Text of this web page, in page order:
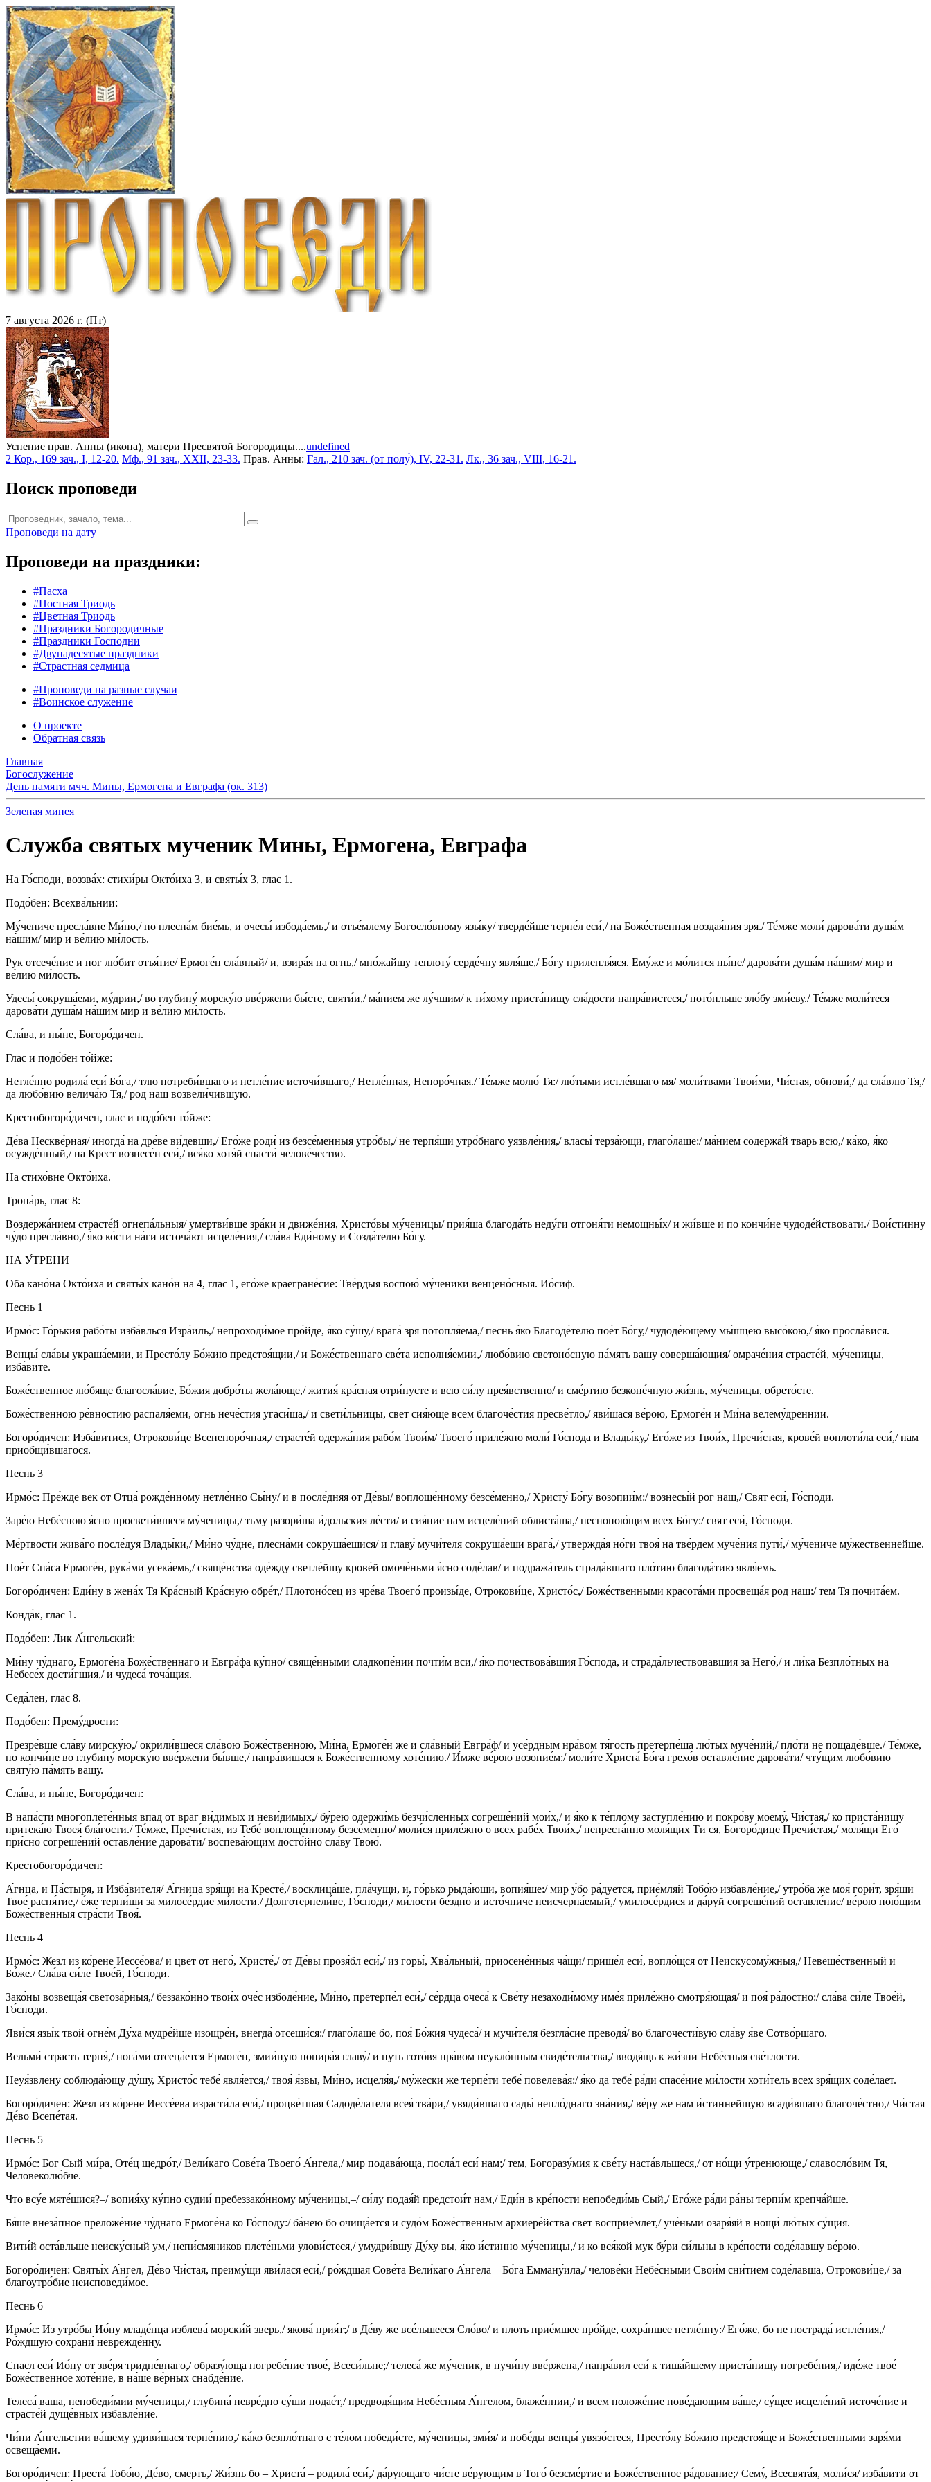
7 августа 2026 г. (Пт)
Успение прав. Анны (икона), матери Пресвятой Богородицы....undefined
2 Кор., 169 зач., I, 12-20. Мф., 91 зач., XXII, 23-33. Прав. Анны: Гал., 210 зач. (от полу́), IV, 22-31. Лк., 36 зач., VIII, 16-21.
Поиск проповеди
Проповеди на дату
Проповеди на праздники:
#Пасха
#Постная Триодь
#Цветная Триодь
#Праздники Богородичные
#Праздники Господни
#Двунадесятые праздники
#Страстная седмица
#Проповеди на разные случаи
#Воинское служение
О проекте
Обратная связь
Главная
Богослужение
День памяти мчч. Мины, Ермогена и Евграфа (ок. 313)
Зеленая минея
Служба святых мученик Мины, Ермогена, Евграфа
На Го́споди, воззва́х: стихи́ры Окто́иха 3, и святы́х 3, глас 1.
Подо́бен: Всехва́льнии:
Му́чениче пресла́вне Ми́но,/ по плесна́м бие́мь, и очесы́ избода́емь,/ и отъе́млему Богосло́вному язы́ку/ тверде́йше терпе́л еси́,/ на Боже́ственная воздая́ния зря./ Те́мже моли́ дарова́ти душа́м
на́шим/ мир и ве́лию ми́лость.
Рук отсече́ние и ног лю́бит отъя́тие/ Ермоге́н сла́вный/ и, взира́я на огнь,/ мно́жайшу теплоту́ серде́чну явля́ше,/ Бо́гу прилепля́яся. Ему́же и мо́лится ны́не/ дарова́ти душа́м на́шим/ мир и
ве́лию ми́лость.
Удесы́ сокруша́еми, му́дрии,/ во глубину́ морску́ю вве́ржени бы́сте, святи́и,/ ма́нием же лу́чшим/ к ти́хому приста́нищу сла́дости напра́вистеся,/ пото́пльше зло́бу зми́еву./ Те́мже моли́теся
дарова́ти душа́м на́шим мир и ве́лию ми́лость.
Сла́ва, и ны́не, Богоро́дичен.
Глас и подо́бен то́йже:
Нетле́нно родила́ еси́ Бо́га,/ тлю потреби́вшаго и нетле́ние источи́вшаго,/ Нетле́нная, Непоро́чная./ Те́мже молю́ Тя:/ лю́тыми истле́вшаго мя/ моли́твами Твои́ми, Чи́стая, обнови́,/ да сла́влю Тя,/
да любо́вию велича́ю Тя,/ род наш возвели́чившую.
Крестобогоро́дичен, глас и подо́бен то́йже:
Де́ва Нескве́рная/ иногда́ на дре́ве ви́девши,/ Его́же роди́ из безсе́менныя утро́бы,/ не терпя́щи утро́бнаго уязвле́ния,/ власы́ терза́ющи, глаго́лаше:/ ма́нием содержа́й тварь всю,/ ка́ко, я́ко
осужде́нный,/ на Крест вознесе́н еси́,/ вся́ко хотя́й спасти́ челове́чество.
На стихо́вне Окто́иха.
Тропа́рь, глас 8:
Воздержа́нием страсте́й огнепа́льныя/ умертви́вше зра́ки и движе́ния, Христо́вы му́ченицы/ прия́ша благода́ть неду́ги отгоня́ти немощны́х/ и жи́вше и по кончи́не чудоде́йствовати./ Вои́стинну
чу́до пресла́вно,/ я́ко ко́сти на́ги источа́ют исцеле́ния,/ сла́ва Еди́ному и Созда́телю Бо́гу.
НА У́ТРЕНИ
Оба кано́на Окто́иха и святы́х кано́н на 4, глас 1, его́же краегране́сие: Тве́рдыя воспою́ му́ченики венцено́сныя. Ио́сиф.
Песнь 1
Ирмо́с: Го́рькия рабо́ты изба́влься Изра́иль,/ непроходи́мое про́йде, я́ко су́шу,/ врага́ зря потопля́ема,/ песнь я́ко Благоде́телю пое́т Бо́гу,/ чудоде́ющему мы́шцею высо́кою,/ я́ко просла́вися.
Венцы́ сла́вы украша́емии, и Престо́лу Бо́жию предстоя́щии,/ и Боже́ственнаго све́та исполня́емии,/ любо́вию светоно́сную па́мять вашу соверша́ющия/ омраче́ния страсте́й, му́ченицы,
изба́вите.
Боже́ственное лю́бяще благосла́вие, Бо́жия добро́ты жела́юще,/ жития́ кра́сная отри́нусте и всю си́лу прея́вственно/ и сме́ртию безконе́чную жи́знь, му́ченицы, обрето́сте.
Боже́ственною ре́вностию распаля́еми, огнь нече́стия угаси́ша,/ и свети́льницы, свет сия́юще всем благоче́стия пресве́тло,/ яви́шася ве́рою, Ермоге́н и Ми́на велему́дреннии.
Богоро́дичен: Изба́витися, Отрокови́це Всенепоро́чная,/ страсте́й одержа́ния рабо́м Твои́м/ Твоего́ приле́жно моли́ Го́спода и Влады́ку,/ Его́же из Твои́х, Пречи́стая, крове́й воплоти́ла еси́,/ нам
приобщи́вшагося.
Песнь 3
Ирмо́с: Пре́жде век от Отца́ рожде́нному нетле́нно Сы́ну/ и в после́дняя от Де́вы/ воплоще́нному безсе́менно,/ Христу́ Бо́гу возопии́м:/ вознесы́й рог наш,/ Свят еси́, Го́споди.
Заре́ю Небе́сною я́сно просвети́вшеся му́ченицы,/ тьму разори́ша и́дольския ле́сти/ и сия́ние нам исцеле́ний облиста́ша,/ песнопою́щим всех Бо́гу:/ свят еси́, Го́споди.
Ме́ртвости жива́го после́дуя Влады́ки,/ Ми́но чу́дне, плесна́ми сокруша́ешися/ и главу́ мучи́теля сокруша́еши врага́,/ утвержда́я но́ги твоя́ на тве́рдем муче́ния пути́,/ му́чениче му́жественнейше.
Пое́т Спа́са Ермоге́н, рука́ми усека́емь,/ свяще́нства оде́жду светле́йшу крове́й омоче́ньми я́сно соде́лав/ и подража́тель страда́вшаго пло́тию благода́тию явля́емь.
Богоро́дичен: Еди́ну в жена́х Тя Кра́сный Кра́сную обре́т,/ Плотоно́сец из чре́ва Твоего́ произы́де, Отрокови́це, Христо́с,/ Боже́ственными красота́ми просвеща́я род наш:/ тем Тя почита́ем.
Конда́к, глас 1.
Подо́бен: Лик А́нгельский:
Ми́ну чу́днаго, Ермоге́на Боже́ственнаго и Евгра́фа ку́пно/ свяще́нными сладкопе́нии почти́м вси,/ я́ко почествова́вшия Го́спода, и страда́льчествовавшия за Него́,/ и ли́ка Безпло́тных на
Небесе́х дости́гшия,/ и чудеса́ точа́щия.
Седа́лен, глас 8.
Подо́бен: Прему́дрости:
Презре́вше сла́ву мирску́ю,/ окрили́вшеся сла́вою Боже́ственною, Ми́на, Ермоге́н же и сла́вный Евгра́ф/ и усе́рдным нра́вом тя́гость претерпе́ша лю́тых муче́ний,/ пло́ти не пощаде́вше./ Те́мже,
по кончи́не во глубину́ морску́ю вве́ржени бы́вше,/ напра́вишася к Боже́ственному хоте́нию./ И́мже ве́рою возопие́м:/ моли́те Христа́ Бо́га грехо́в оставле́ние дарова́ти/ чту́щим любо́вию
святу́ю па́мять вашу.
Сла́ва, и ны́не, Богоро́дичен:
В напа́сти многоплете́нныя впад от враг ви́димых и неви́димых,/ бу́рею одержи́мь безчи́сленных согреше́ний мои́х,/ и я́ко к те́плому заступле́нию и покро́ву моему́, Чи́стая,/ ко приста́нищу
притека́ю Твоея́ бла́гости./ Те́мже, Пречи́стая, из Тебе́ воплоще́нному безсе́менно/ моли́ся приле́жно о всех рабе́х Твои́х,/ непреста́нно моля́щих Ти ся, Богоро́дице Пречи́стая,/ моля́щи Его́
при́сно согреше́ний оставле́ние дарова́ти/ воспева́ющим досто́йно сла́ву Твою́.
Крестобогоро́дичен:
А́гнца, и Па́стыря, и Изба́вителя/ А́гница зря́щи на Кресте́,/ восклица́ше, пла́чущи, и, го́рько рыда́ющи, вопия́ше:/ мир у́бо ра́дуется, прие́мляй Тобо́ю избавле́ние,/ утро́ба же моя́ гори́т, зря́щи
Твое́ распя́тие,/ е́же терпи́ши за милосе́рдие ми́лости./ Долготерпели́ве, Го́споди,/ ми́лости бе́здно и исто́чниче неисчерпа́емый,/ умилосе́рдися и да́руй согреше́ний оставле́ние/ ве́рою пою́щим
Боже́ственныя стра́сти Твоя́.
Песнь 4
Ирмо́с: Жезл из ко́рене Иессе́ова/ и цвет от него́, Христе́,/ от Де́вы прозя́бл еси́,/ из горы́, Хва́льный, приосене́нныя ча́щи/ прише́л еси́, вопло́щся от Неискусому́жныя,/ Невеще́ственный и
Бо́же./ Сла́ва си́ле Твое́й, Го́споди.
Зако́ны возвеща́я светоза́рныя,/ беззако́нно твои́х оче́с избоде́ние, Ми́но, претерпе́л еси́,/ се́рдца очеса́ к Све́ту незаходи́мому име́я приле́жно смотря́ющая/ и поя́ ра́достно:/ сла́ва си́ле Твое́й,
Го́споди.
Яви́ся язы́к твой огне́м Ду́ха мудре́йше изощре́н, внегда́ отсещи́ся:/ глаго́лаше бо, поя́ Бо́жия чудеса́/ и мучи́теля безгла́сие преводя́/ во благочести́вую сла́ву я́ве Сотво́ршаго.
Вельми́ страсть терпя́,/ нога́ми отсеца́ется Ермоге́н, змии́ную попира́я главу́/ и путь гото́вя нра́вом неукло́нным свиде́тельства,/ вводя́щь к жи́зни Небе́сныя све́тлости.
Неуя́звлену соблюда́ющу ду́шу, Христо́с тебе́ явля́ется,/ твоя́ я́звы, Ми́но, исцеля́я,/ му́жески же терпе́ти тебе́ повелева́я:/ я́ко да тебе́ ра́ди спасе́ние ми́лости хоти́тель всех зря́щих соде́лает.
Богоро́дичен: Жезл из ко́рене Иессе́ева израсти́ла еси́,/ процве́тшая Садоде́лателя всея́ тва́ри,/ увяди́вшаго сады́ непло́днаго зна́ния,/ ве́ру же нам и́стиннейшую всади́вшаго благоче́стно,/ Чи́стая
Де́во Всепе́тая.
Песнь 5
Ирмо́с: Бог Сый ми́ра, Оте́ц щедро́т,/ Вели́каго Сове́та Твоего́ А́нгела,/ мир подава́юща, посла́л еси́ нам;/ тем, Богоразу́мия к све́ту наста́вльшеся,/ от но́щи у́тренююще,/ славосло́вим Тя,
Человеколю́бче.
Что всу́е мяте́шися?–/ вопия́ху ку́пно судии́ пребеззако́нному му́ченицы,–/ си́лу подая́й предстои́т нам,/ Еди́н в кре́пости непобеди́мь Сый,/ Его́же ра́ди ра́ны терпи́м крепча́йше.
Бя́ше внеза́пное преложе́ние чу́днаго Ермоге́на ко Го́споду:/ ба́нею бо очища́ется и судо́м Боже́ственным архиере́йства свет восприе́млет,/ уче́ньми озаря́яй в нощи́ лю́тых су́щия.
Вити́й оста́вльше неиску́сный ум,/ непи́смяников плете́ньми улови́стеся,/ умудри́вшу Ду́ху вы, я́ко и́стинно му́ченицы,/ и ко вся́кой мук бу́ри си́льны в кре́пости соде́лавшу ве́рою.
Богоро́дичен: Святы́х А́нгел, Де́во Чи́стая, преиму́щи яви́лася еси́,/ ро́ждшая Сове́та Вели́каго А́нгела – Бо́га Емману́ила,/ челове́ки Небе́сными Свои́м сни́тием соде́лавша, Отрокови́це,/ за
благоутро́бие неисповеди́мое.
Песнь 6
Ирмо́с: Из утро́бы Ио́ну младе́нца изблева́ морски́й зверь,/ якова́ прия́т;/ в Де́ву же все́льшееся Сло́во/ и плоть прие́мшее про́йде, сохра́ншее нетле́нну:/ Его́же, бо не пострада́ истле́ния,/
Ро́ждшую сохрани́ неврежде́нну.
Спасл еси́ Ио́ну от зве́ря тридне́внаго,/ образу́юща погребе́ние твое́, Всеси́льне;/ телеса́ же му́ченик, в пучи́ну вве́ржена,/ напра́вил еси́ к тиша́йшему приста́нищу погребе́ния,/ иде́же твое́
Боже́ственное хоте́ние, в на́ше ве́рных снабде́ние.
Телеса́ ваша, непобеди́мии му́ченицы,/ глубина́ невре́дно су́ши подае́т,/ предводя́щим Небе́сным А́нгелом, блаже́ннии,/ и всем положе́ние пове́дающим ва́ше,/ су́щее исцеле́ний источе́ние и
страсте́й дуще́вных избавле́ние.
Чи́ни А́нгельстии ва́шему удиви́шася терпе́нию,/ ка́ко безпло́тнаго с те́лом победи́сте, му́ченицы, зми́я/ и побе́ды венцы́ увязо́стеся, Престо́лу Бо́жию предстоя́ще и Боже́ственными заря́ми
освеща́еми.
Богоро́дичен: Преста́ Тобо́ю, Де́во, смерть,/ Жи́знь бо – Христа́ – родила́ еси́,/ да́рующаго чи́сте ве́рующим в Того́ безсме́ртие и Боже́ственное ра́дование;/ Сему́, Всесвята́я, моли́ся/ изба́вити от